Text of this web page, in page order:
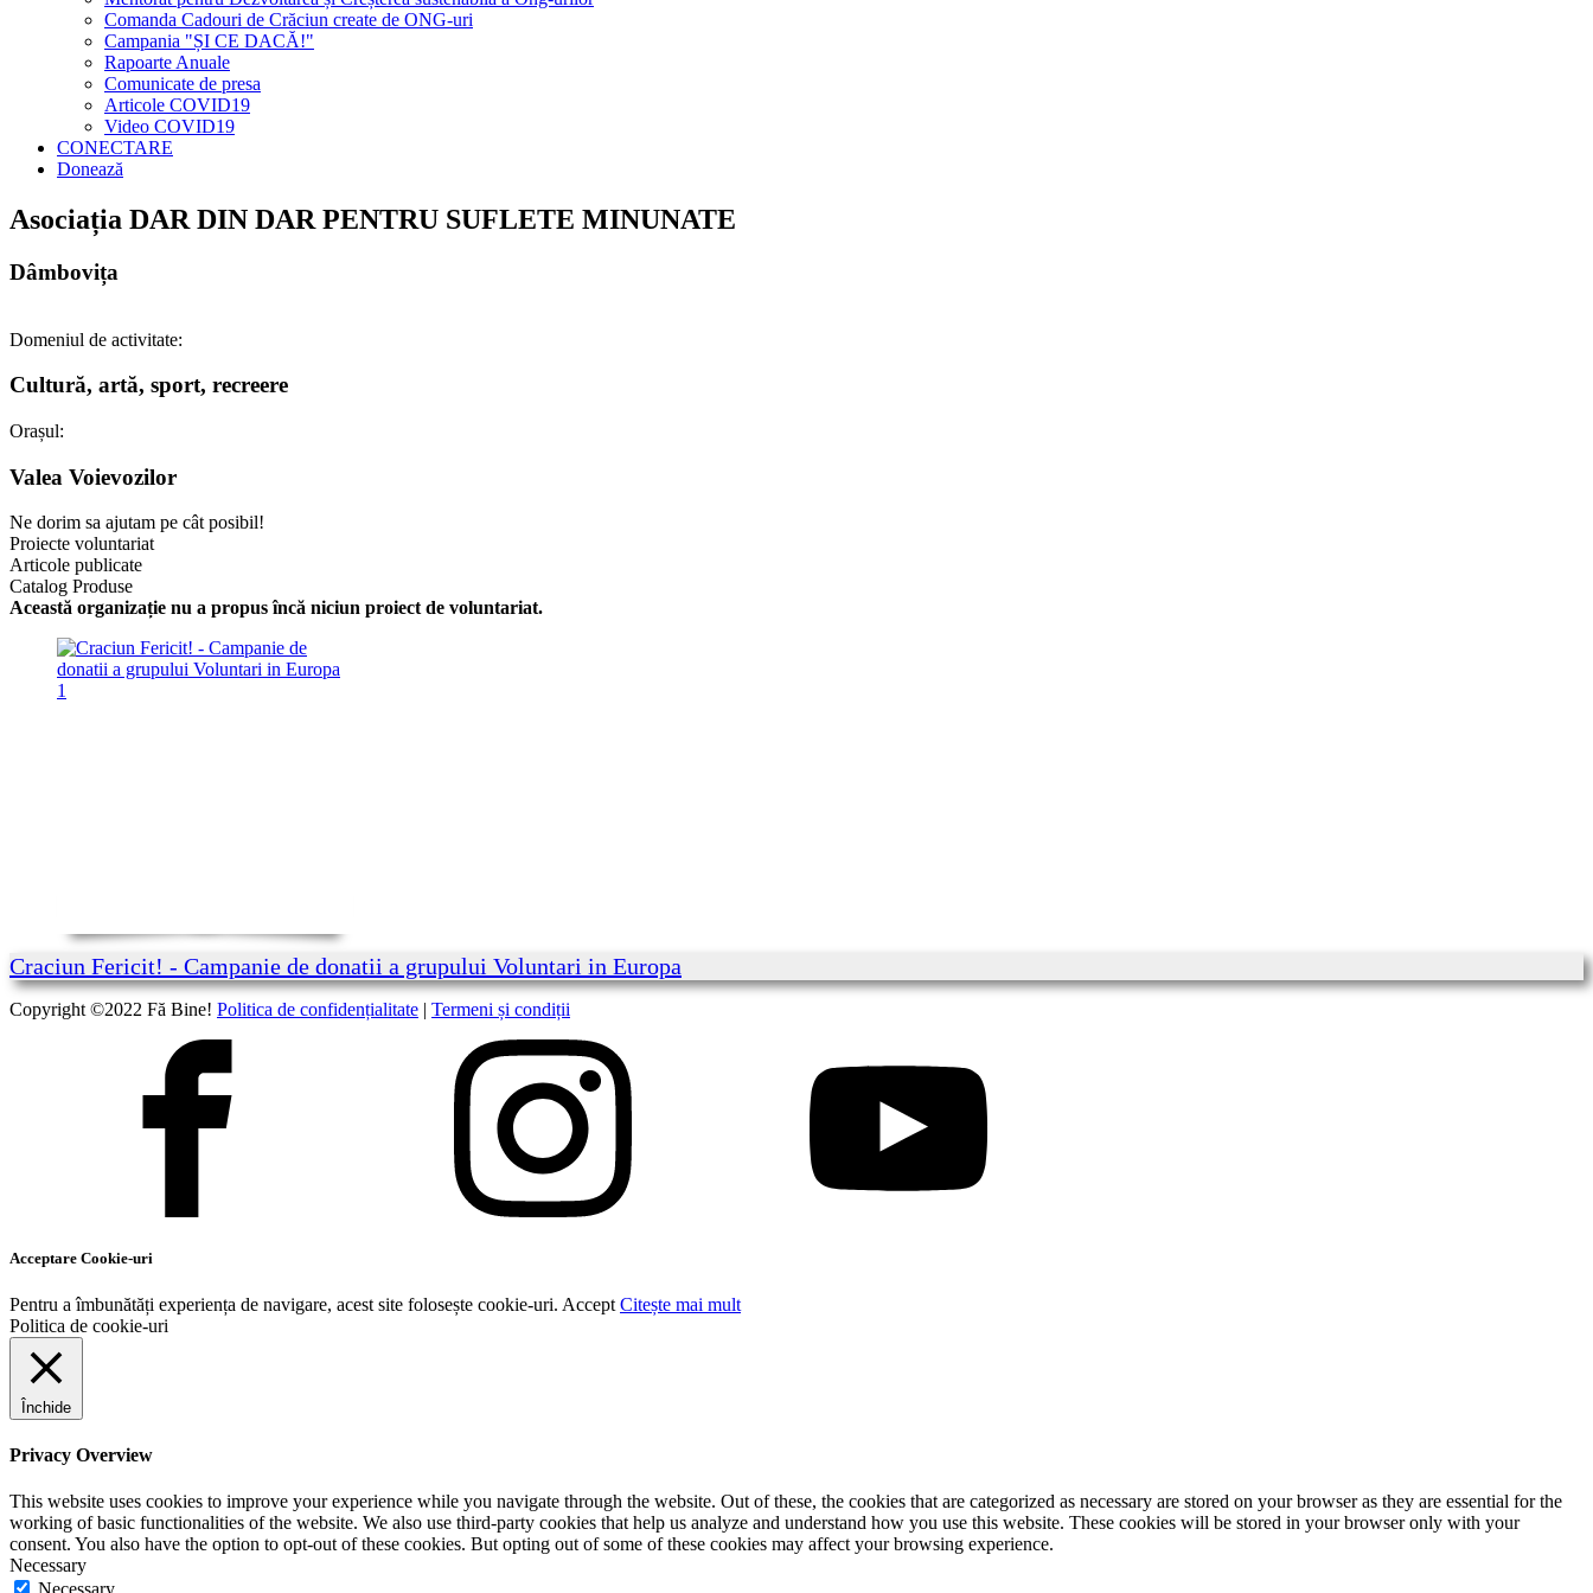
Comanda Cadouri de Crăciun create de ONG-uri
Campania "ȘI CE DACĂ!"
Rapoarte Anuale
Comunicate de presa
Articole COVID19
Video COVID19
CONECTARE
Donează
Asociația DAR DIN DAR PENTRU SUFLETE MINUNATE
Dâmbovița
Domeniul de activitate:
Cultură, artă, sport, recreere
Orașul:
Valea Voievozilor
Ne dorim sa ajutam pe cât posibil!
Proiecte voluntariat
Articole publicate
Catalog Produse
Această organizație nu a propus încă niciun proiect de voluntariat.
Craciun Fericit! - Campanie de donatii a grupului Voluntari in Europa
Copyright ©2022 Fă Bine! Politica de confidențialitate | Termeni și condiții
Acceptare Cookie-uri
Pentru a îmbunătăți experiența de navigare, acest site folosește cookie-uri. Accept Citește mai mult
Politica de cookie-uri
Închide
Privacy Overview
This website uses cookies to improve your experience while you navigate through the website. Out of these, the cookies that are categorized as necessary are stored on your browser as they are essential for the
working of basic functionalities of the website. We also use third-party cookies that help us analyze and understand how you use this website. These cookies will be stored in your browser only with your
consent. You also have the option to opt-out of these cookies. But opting out of some of these cookies may affect your browsing experience.
Necessary